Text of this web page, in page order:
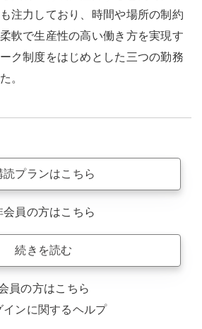
注力しており、時間や場所の制約
軟で生産性の高い働き方を実現す
ク制度をはじめとした三つの勤務
。
読プランはこちら
会員の方はこちら
続きを読む
員の方はこちら
インに関するヘルプ